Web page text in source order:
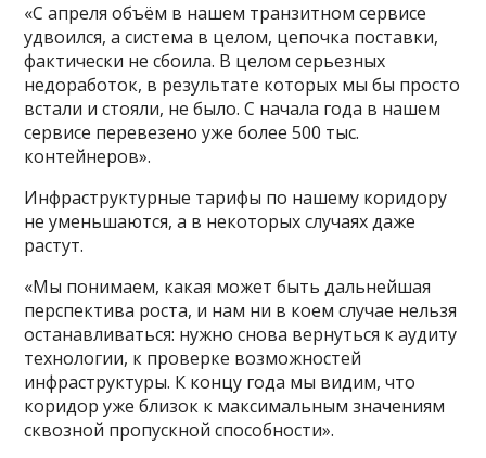
«С апреля объём в нашем транзитном сервисе
удвоился, а система в целом, цепочка поставки,
фактически не сбоила. В целом серьезных
недоработок, в результате которых мы бы просто
встали и стояли, не было. С начала года в нашем
сервисе перевезено уже более 500 тыс.
контейнеров».
Инфраструктурные тарифы по нашему коридору
не уменьшаются, а в некоторых случаях даже
растут.
«Мы понимаем, какая может быть дальнейшая
перспектива роста, и нам ни в коем случае нельзя
останавливаться: нужно снова вернуться к аудиту
технологии, к проверке возможностей
инфраструктуры. К концу года мы видим, что
коридор уже близок к максимальным значениям
сквозной пропускной способности».